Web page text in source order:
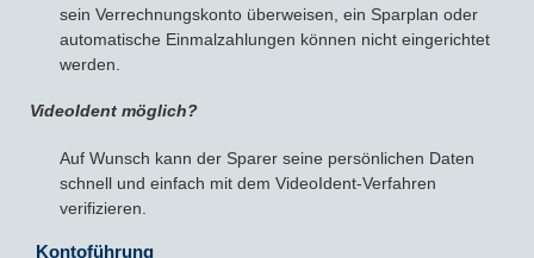
sein Verrechnungskonto überweisen, ein Sparplan oder
automatische Einmalzahlungen können nicht eingerichtet
werden.
VideoIdent möglich?
Auf Wunsch kann der Sparer seine persönlichen Daten
schnell und einfach mit dem VideoIdent-Verfahren
verifizieren.
Kontoführung